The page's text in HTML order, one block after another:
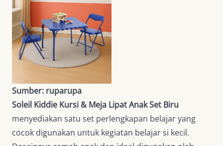
Sumber: ruparupa
Soleil Kiddie Kursi & Meja Lipat Anak Set Biru
menyediakan satu set perlengkapan belajar yang
cocok digunakan untuk kegiatan belajar si kecil.